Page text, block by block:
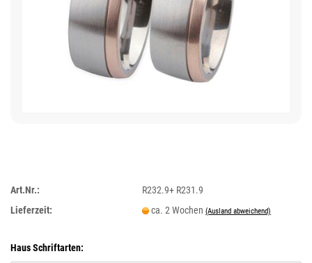
Art.Nr.:
R232.9+ R231.9
Lieferzeit:
ca. 2 Wochen(Ausland abweichend)
Haus Schriftarten: